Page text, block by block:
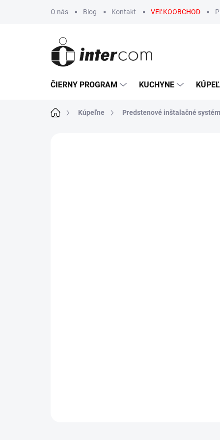
O nás Blog Kontakt VEĽKOOBCHOD
ČIERNY PROGRAM KUCHYNE
DomovKúpeľne Predstenové inštalačné